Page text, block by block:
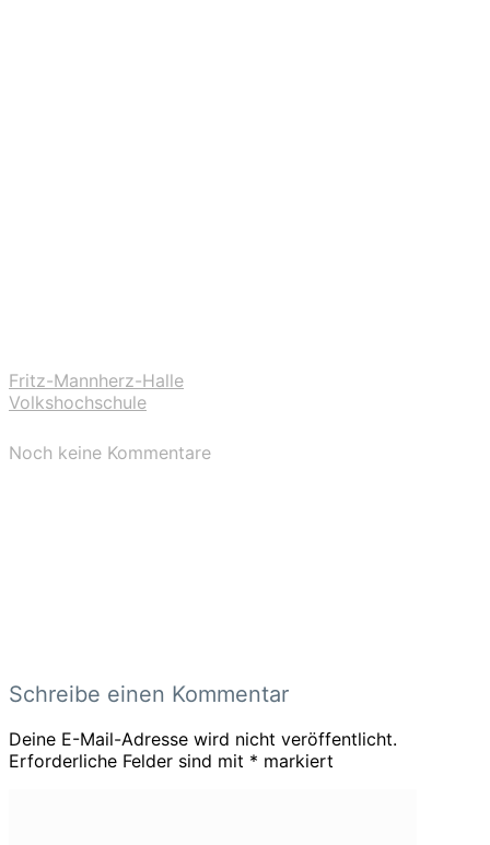
Fritz-Mannherz-Halle
Volkshochschule
Noch keine Kommentare
Schreibe einen Kommentar
Deine E-Mail-Adresse wird nicht veröffentlicht.
Erforderliche Felder sind mit * markiert